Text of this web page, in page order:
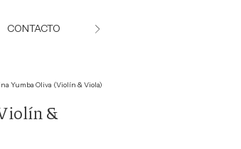
CONTACTO Simulador de Financiación
Yumba Oliva (Violín & Viola)
&